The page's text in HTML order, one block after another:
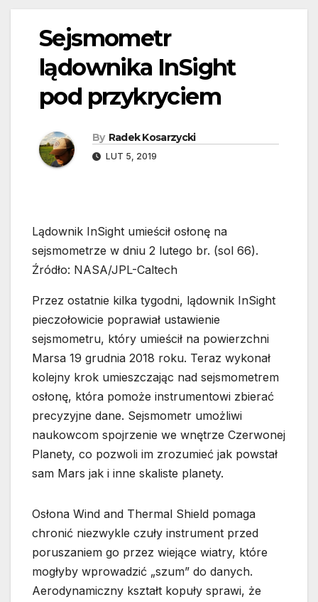
Sejsmometr
lądownika InSight
pod przykryciem
By Radek Kosarzycki
LUT 5, 2019
Lądownik InSight umieścił osłonę na
sejsmometrze w dniu 2 lutego br. (sol 66).
Źródło: NASA/JPL-Caltech
Przez ostatnie kilka tygodni, lądownik InSight
pieczołowicie poprawiał ustawienie
sejsmometru, który umieścił na powierzchni
Marsa 19 grudnia 2018 roku. Teraz wykonał
kolejny krok umieszczając nad sejsmometrem
osłonę, która pomoże instrumentowi zbierać
precyzyjne dane. Sejsmometr umożliwi
naukowcom spojrzenie we wnętrze Czerwonej
Planety, co pozwoli im zrozumieć jak powstał
sam Mars jak i inne skaliste planety.
Osłona Wind and Thermal Shield pomaga
chronić niezwykle czuły instrument przed
poruszaniem go przez wiejące wiatry, które
mogłyby wprowadzić „szum” do danych.
Aerodynamiczny kształt kopuły sprawi, że